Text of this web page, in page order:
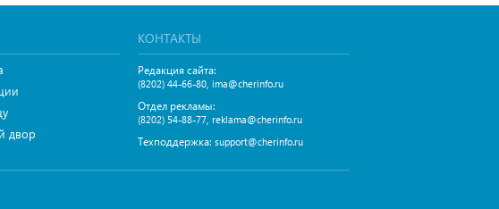
двор
КОНТАКТЫ
Редакция сайта:
(8202) 44-66-80, ima@cherinfo.ru
Отдел рекламы:
(8202) 54-88-77, reklama@cherinfo.ru
Техподдержка: support@cherinfo.ru